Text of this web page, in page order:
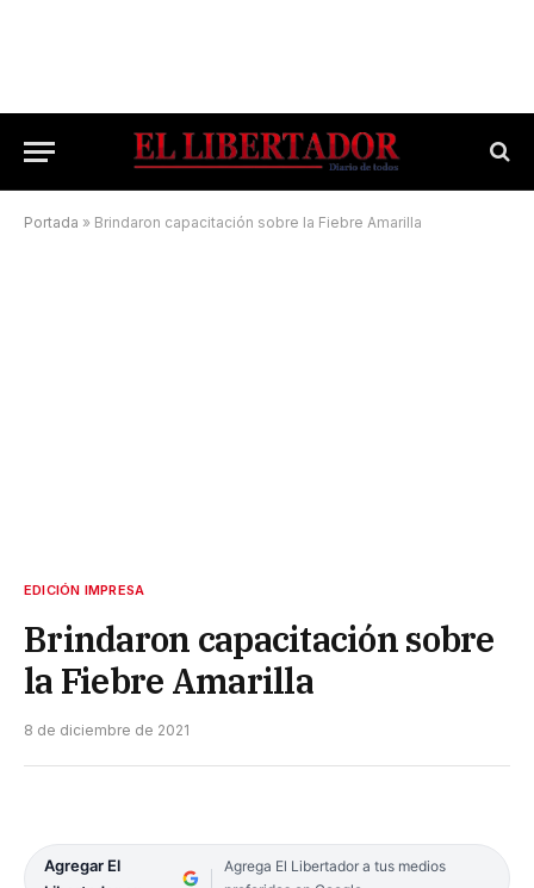
Portada » Brindaron capacitación sobre la Fiebre Amarilla
EDICIÓN IMPRESA
Brindaron capacitación sobre
la Fiebre Amarilla
8 de diciembre de 2021
Agregar El
Agrega El Libertador a tus medios